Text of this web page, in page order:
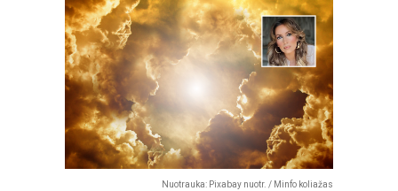
Nuotrauka: Pixabay nuotr. / Minfo koliažas